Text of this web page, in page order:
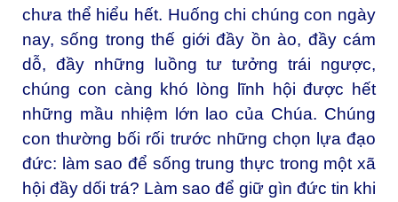
chưa thể hiểu hết. Huống chi chúng con ngày
nay, sống trong thế giới đầy ồn ào, đầy cám
dỗ, đầy những luồng tư tưởng trái ngược,
chúng con càng khó lòng lĩnh hội được hết
những mầu nhiệm lớn lao của Chúa. Chúng
con thường bối rối trước những chọn lựa đạo
đức: làm sao để sống trung thực trong một xã
hội đầy dối trá? Làm sao để giữ gìn đức tin khi